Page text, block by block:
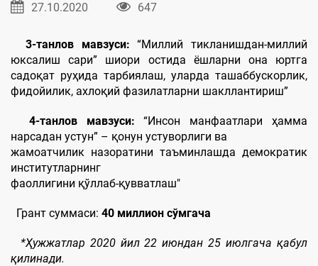
27.10.2020 647
3-танлов мавзуси: “Миллий тикланишдан-миллий
юксалиш сари” шиори остида ёшларни она юртга
садоқат руҳида тарбиялаш, уларда ташаббускорлик,
фидойилик, ахлоқий фазилатларни шакллантириш”
4-танлов мавзуси: “Инсон манфаатлари ҳамма
нарсадан устун” – қонун устуворлиги ва
жамоатчилик назоратини таъминлашда демократик
институтларнинг
фаоллигини қўллаб-қувватлаш"
Грант суммаси: 40 миллион сўмгача
*Ҳужжатлар 2020 йил 22 июндан 25 июлгача қабул
қилинади.